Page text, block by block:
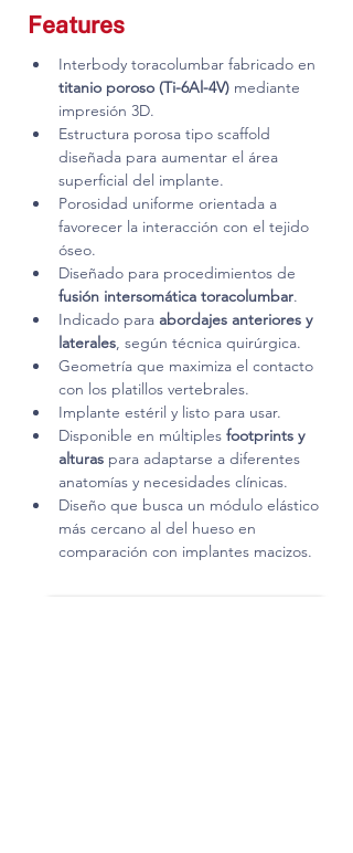
Features
Interbody toracolumbar fabricado en
titanio poroso (Ti-6Al-4V) mediante
impresión 3D.
Estructura porosa tipo scaffold
diseñada para aumentar el área
superficial del implante.
Porosidad uniforme orientada a
favorecer la interacción con el tejido
óseo.
Diseñado para procedimientos de
fusión intersomática toracolumbar.
Indicado para abordajes anteriores y
laterales, según técnica quirúrgica.
Geometría que maximiza el contacto
con los platillos vertebrales.
Implante estéril y listo para usar.
Disponible en múltiples footprints y
alturas para adaptarse a diferentes
anatomías y necesidades clínicas.
Diseño que busca un módulo elástico
más cercano al del hueso en
comparación con implantes macizos.